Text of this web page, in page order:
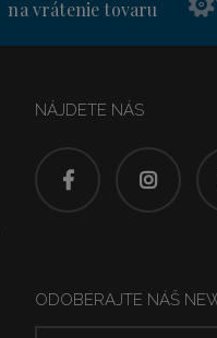
na vrátenie tovaru
NÁJDETE NÁS
ODOBERAJTE NÁŠ